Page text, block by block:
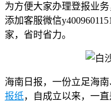
为方便大家办理登报业
添加客服微信
家，省时省力。
海南日报，一份立足海
报纸，自成立以来，一